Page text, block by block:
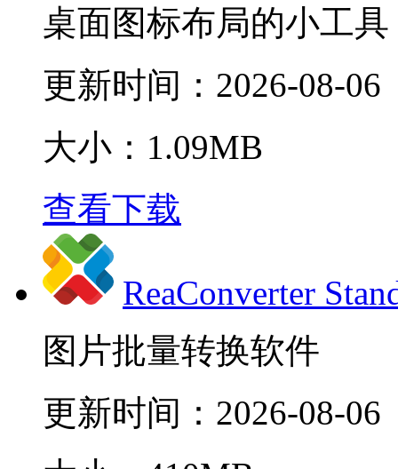
桌面图标布局的小工具
更新时间： 2026-08-06
大小：1.09MB
查看下载
ReaConverter
图片批量转换软件
更新时间： 2026-08-06